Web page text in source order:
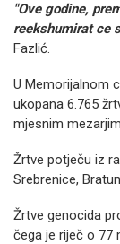
"Ove godine,
reekshumirat ce
Fazlić.
U Memorijalnom
ukopana 6.765
mjesnim
Žrtve potječu iz
Srebrenice,
Žrtve genocida
čega je riječ o 77